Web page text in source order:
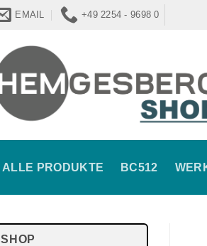
EMAIL +49 2254 - 9698 0
ALLE PRODUKTE BC512
SHOP